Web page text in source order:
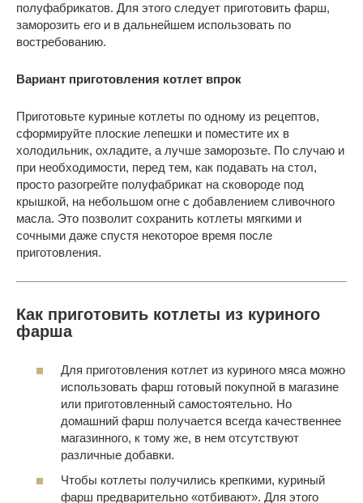
полуфабрикатов. Для этого следует приготовить фарш,
заморозить его и в дальнейшем использовать по
востребованию.
Вариант приготовления котлет впрок
Приготовьте куриные котлеты по одному из рецептов,
сформируйте плоские лепешки и поместите их в
холодильник, охладите, а лучше заморозьте. По случаю и
при необходимости, перед тем, как подавать на стол,
просто разогрейте полуфабрикат на сковороде под
крышкой, на небольшом огне с добавлением сливочного
масла. Это позволит сохранить котлеты мягкими и
сочными даже спустя некоторое время после
приготовления.
Как приготовить котлеты из куриного
фарша
Для приготовления котлет из куриного мяса можно
использовать фарш готовый покупной в магазине
или приготовленный самостоятельно. Но
домашний фарш получается всегда качественнее
магазинного, к тому же, в нем отсутствуют
различные добавки.
Чтобы котлеты получились крепкими, куриный
фарш предварительно «отбивают». Для этого